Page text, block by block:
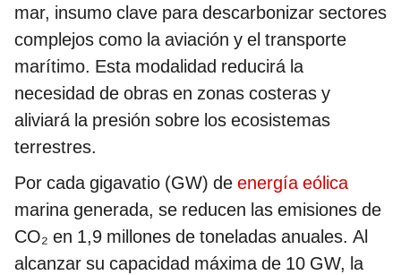
mar, insumo clave para descarbonizar sectores
complejos como la aviación y el transporte
marítimo. Esta modalidad reducirá la
necesidad de obras en zonas costeras y
aliviará la presión sobre los ecosistemas
terrestres.
Por cada gigavatio (GW) de energía eólica
marina generada, se reducen las emisiones de
CO₂ en 1,9 millones de toneladas anuales. Al
alcanzar su capacidad máxima de 10 GW, la